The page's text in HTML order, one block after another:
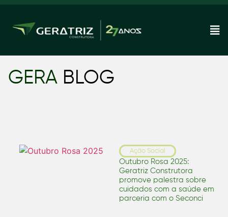
GERA BLOG
Ação Social
Outubro Rosa 2025:
Geratriz Construtora
promove palestra sobre
cuidados com a saúde em
parceria com o Seconci